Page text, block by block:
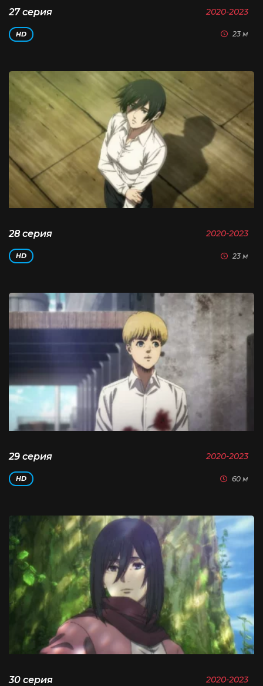
27 серия 2020-2023
HD 23 м
28 серия 2020-2023
HD 23 м
29 серия 2020-2023
HD 60 м
30 серия 2020-2023